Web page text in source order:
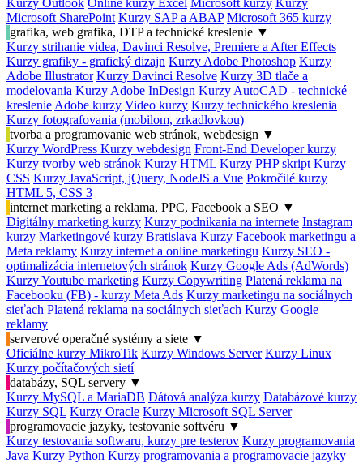
Kurzy Outlook Online kurzy Excel Microsoft kurzy Kurzy
Microsoft SharePoint Kurzy SAP a ABAP Microsoft 365 kurzy
grafika, web grafika, DTP a technické kreslenie ▼
Kurzy strihanie videa, Davinci Resolve, Premiere a After Effects
Kurzy grafiky - grafický dizajn Kurzy Adobe Photoshop Kurzy
Adobe Illustrator Kurzy Davinci Resolve Kurzy 3D tlače a
modelovania Kurzy Adobe InDesign Kurzy AutoCAD - technické
kreslenie Adobe kurzy Video kurzy Kurzy technického kreslenia
Kurzy fotografovania (mobilom, zrkadlovkou)
tvorba a programovanie web stránok, webdesign ▼
Kurzy WordPress Kurzy webdesign Front-End Developer kurzy
Kurzy tvorby web stránok Kurzy HTML Kurzy PHP skript Kurzy
CSS Kurzy JavaScript, jQuery, NodeJS a Vue Pokročilé kurzy
HTML 5, CSS 3
internet marketing a reklama, PPC, Facebook a SEO ▼
Digitálny marketing kurzy Kurzy podnikania na internete Instagram
kurzy Marketingové kurzy Bratislava Kurzy Facebook marketingu a
Meta reklamy Kurzy internet a online marketingu Kurzy SEO -
optimalizácia internetových stránok Kurzy Google Ads (AdWords)
Kurzy Youtube marketing Kurzy Copywriting Platená reklama na
Facebooku (FB) - kurzy Meta Ads Kurzy marketingu na sociálnych
sieťach Platená reklama na sociálnych sieťach Kurzy Google
reklamy
serverové operačné systémy a siete ▼
Oficiálne kurzy MikroTik Kurzy Windows Server Kurzy Linux
Kurzy počítačových sietí
databázy, SQL servery ▼
Kurzy MySQL a MariaDB Dátová analýza kurzy Databázové kurzy
Kurzy SQL Kurzy Oracle Kurzy Microsoft SQL Server
programovacie jazyky, testovanie softvéru ▼
Kurzy testovania softwaru, kurzy pre testerov Kurzy programovania
Java Kurzy Python Kurzy programovania a programovacie jazyky